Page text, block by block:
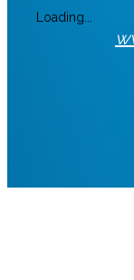
Loading...